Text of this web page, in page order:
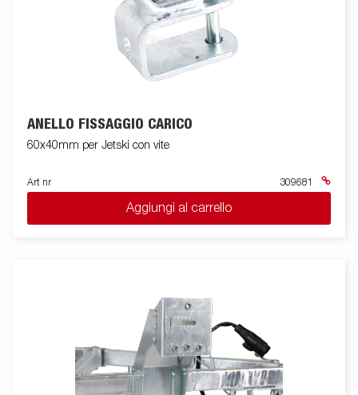
ANELLO FISSAGGIO CARICO
60x40mm per Jetski con vite
Art nr 309681
Aggiungi al carrello